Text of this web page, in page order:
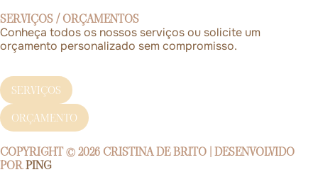
SERVIÇOS / ORÇAMENTOS
Conheça todos os nossos serviços ou solicite um
orçamento personalizado sem compromisso.
SERVIÇOS
ORÇAMENTO
COPYRIGHT © 2026 CRISTINA DE BRITO | DESENVOLVIDO
PORPING